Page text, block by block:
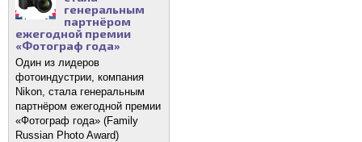
генеральным
партнёром
ежегодной премии
«Фотограф года»
Один из лидеров
фотоиндустрии, компания
Nikon, стала генеральным
партнёром ежегодной премии
«Фотограф года» (Family
Russian Photo Award)